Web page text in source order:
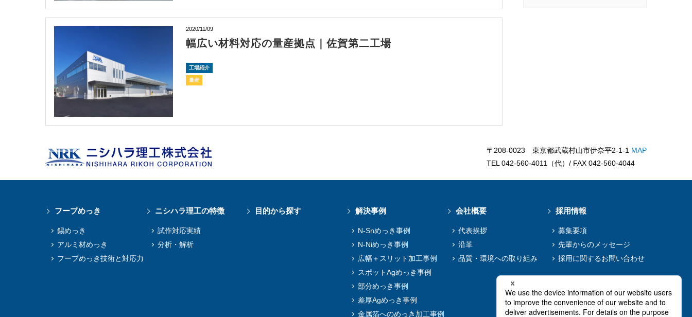
2020/11/09
幅広い材料対応の量産拠点｜佐賀第二工場
工場紹介
量産
〒208-0023 東京都武蔵村山市伊奈平2-1-1 MAP
TEL 042-560-4011（代）/ FAX 042-560-4044
フープめっき
錫めっき
アルミ材めっき
フープめっき技術と対応⼒
ニシハラ理工の特徴
試作対応実績
分析・解析
目的から探す 解決事例
N-Snめっき事例
N-Niめっき事例
広幅＋スリット加工事例
スポットAgめっき事例
部分めっき事例
差厚Agめっき事例
金属箔へのめっき加工事例
会社概要
代表挨拶
沿革
品質・環境への取り組み
採用情報
募集要項
先輩からのメッセージ
採用に関するお問い合わせ